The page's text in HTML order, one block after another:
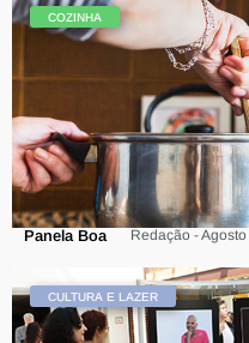
COZINHA
Panela Boa Redação -
CULTURA E LAZER